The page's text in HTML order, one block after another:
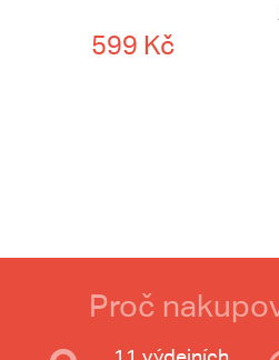
599 Kč
Proč